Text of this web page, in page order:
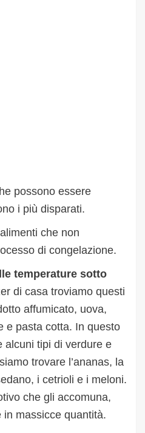
possono essere
i più disparati.
che non
di congelazione.
temperature sotto
di casa troviamo questi
affumicato, uova,
e pasta cotta. In questo
alcuni tipi di verdure e
trovare l’ananas, la
i cetrioli e i meloni.
che gli accomuna,
in massicce quantità.